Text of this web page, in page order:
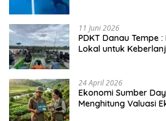
11 Juni 2026
PDKT Danau Tempe
Lokal untuk
24 April 2026
Ekonomi Sumber
Menghitung Valuasi